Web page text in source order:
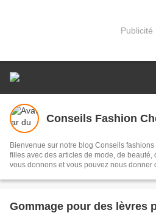
Publicité
Conseils Fashion
Bienvenue sur notre blog Conseils
filles avec des articles de mode, de beauté,
vous donnons et vous pouvez nous donner
Gommage pour des lèvres